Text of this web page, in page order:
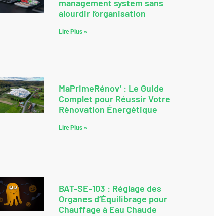
management system sans
alourdir l’organisation
Lire Plus »
MaPrimeRénov’ : Le Guide
Complet pour Réussir Votre
Rénovation Énergétique
Lire Plus »
BAT-SE-103 : Réglage des
Organes d’Équilibrage pour
Chauffage à Eau Chaude